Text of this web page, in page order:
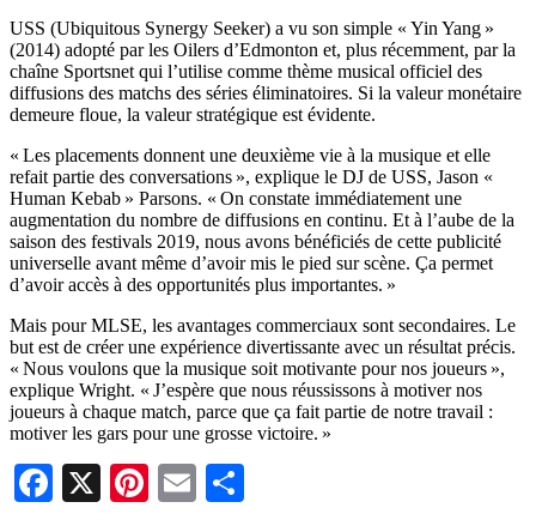
USS (Ubiquitous Synergy Seeker) a vu son simple « Yin Yang »
(2014) adopté par les Oilers d’Edmonton et, plus récemment, par la
chaîne Sportsnet qui l’utilise comme thème musical officiel des
diffusions des matchs des séries éliminatoires. Si la valeur monétaire
demeure floue, la valeur stratégique est évidente.
« Les placements donnent une deuxième vie à la musique et elle
refait partie des conversations », explique le DJ de USS, Jason «
Human Kebab » Parsons. « On constate immédiatement une
augmentation du nombre de diffusions en continu. Et à l’aube de la
saison des festivals 2019, nous avons bénéficiés de cette publicité
universelle avant même d’avoir mis le pied sur scène. Ça permet
d’avoir accès à des opportunités plus importantes. »
Mais pour MLSE, les avantages commerciaux sont secondaires. Le
but est de créer une expérience divertissante avec un résultat précis.
« Nous voulons que la musique soit motivante pour nos joueurs »,
explique Wright. « J’espère que nous réussissons à motiver nos
joueurs à chaque match, parce que ça fait partie de notre travail :
motiver les gars pour une grosse victoire. »
Facebook
X Pinterest
Email